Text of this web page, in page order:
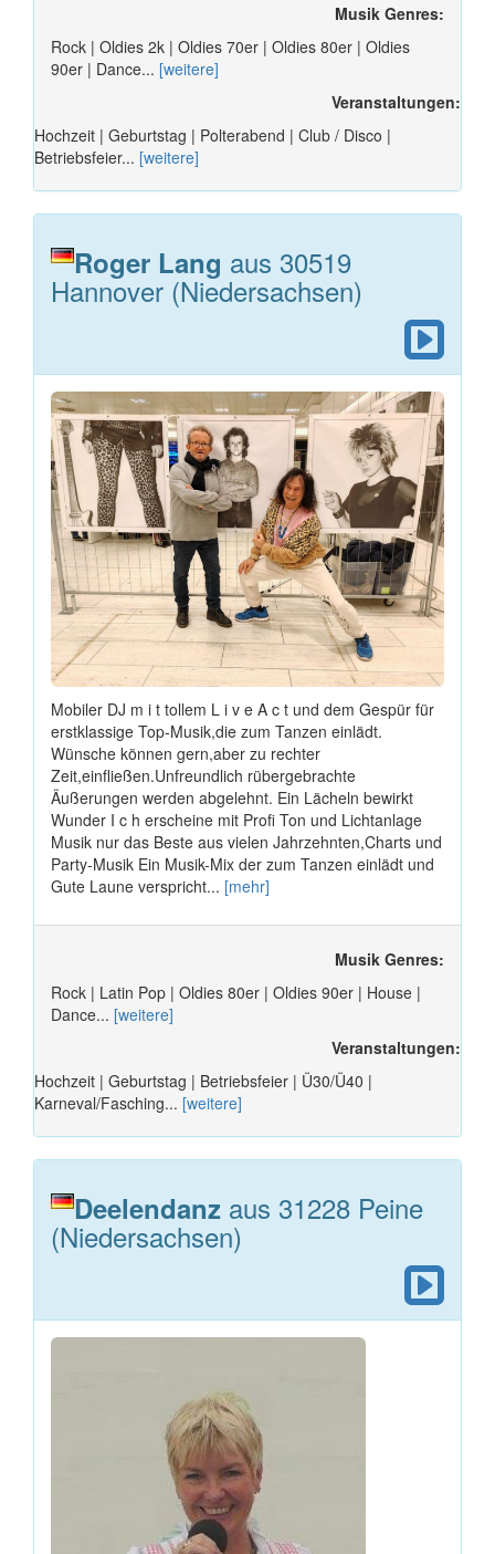
Musik Genres:
Rock | Oldies 2k | Oldies 70er | Oldies 80er | Oldies
90er | Dance... [weitere]
Veranstaltungen:
Hochzeit | Geburtstag | Polterabend | Club / Disco |
Betriebsfeier... [weitere]
Roger Lang aus 30519
Hannover (Niedersachsen)
Mobiler DJ m i t tollem L i v e A c t und dem Gespür für
erstklassige Top-Musik,die zum Tanzen einlädt.
Wünsche können gern,aber zu rechter
Zeit,einfließen.Unfreundlich rübergebrachte
Äußerungen werden abgelehnt. Ein Lächeln bewirkt
Wunder I c h erscheine mit Profi Ton und Lichtanlage
Musik nur das Beste aus vielen Jahrzehnten,Charts und
Party-Musik Ein Musik-Mix der zum Tanzen einlädt und
Gute Laune verspricht... [mehr]
Musik Genres:
Rock | Latin Pop | Oldies 80er | Oldies 90er | House |
Dance... [weitere]
Veranstaltungen:
Hochzeit | Geburtstag | Betriebsfeier | Ü30/Ü40 |
Karneval/Fasching... [weitere]
Deelendanz aus 31228 Peine
(Niedersachsen)